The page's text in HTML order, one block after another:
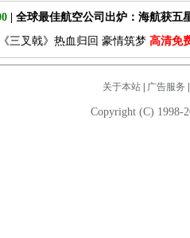
| 全球最佳航空公司出炉：海航获五
三叉戟》热血归回 豪情筑梦 高清免
关于本站| 广告服务
Copyright (C) 1998-